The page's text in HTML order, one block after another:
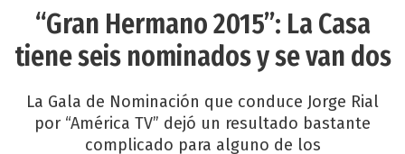
“Gran Hermano 2015”: La Casa
tiene seis nominados y se van dos
La Gala de Nominación que conduce Jorge Rial
por “América TV” dejó un resultado bastante
complicado para alguno de los